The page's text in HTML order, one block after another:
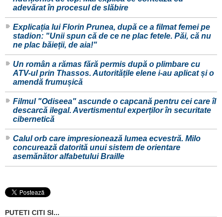
adevărat în procesul de slăbire
Explicația lui Florin Prunea, după ce a filmat femei pe
stadion: "Unii spun că de ce ne plac fetele. Păi, că nu
ne plac băieții, de aia!"
Un român a rămas fără permis după o plimbare cu
ATV-ul prin Thassos. Autoritățile elene i-au aplicat și o
amendă frumușică
Filmul "Odiseea" ascunde o capcană pentru cei care îl
descarcă ilegal. Avertismentul experților în securitate
cibernetică
Calul orb care impresionează lumea ecvestră. Milo
concurează datorită unui sistem de orientare
asemănător alfabetului Braille
PUTETI CITI SI...